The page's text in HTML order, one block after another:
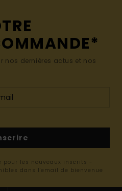
nos dernières actus et nos
pour les nouveaux inscrits -
dans l'email de bienvenue